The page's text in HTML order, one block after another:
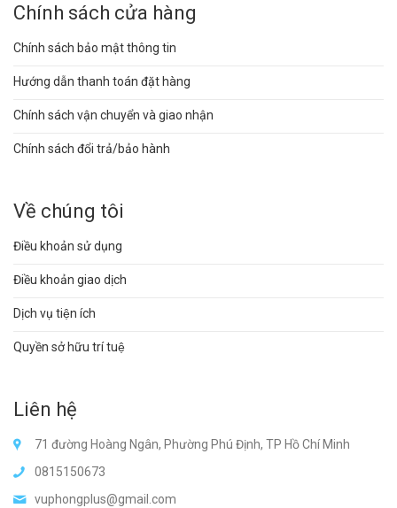
Chính sách cửa hàng
Chính sách bảo mật thông tin
Hướng dẫn thanh toán đặt hàng
Chính sách vận chuyển và giao nhận
Chính sách đổi trả/bảo hành
Về chúng tôi
Điều khoản sử dụng
Điều khoản giao dịch
Dịch vụ tiện ích
Quyền sở hữu trí tuệ
Liên hệ
71 đường Hoàng Ngân, Phường Phú Định, TP Hồ Chí Minh
0815150673
vuphongplus@gmail.com